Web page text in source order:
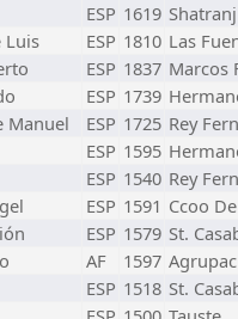
ESP 1619 Shatranj
Luis ESP 1810 Las
ESP 1837 Marcos
ESP 1739
Manuel ESP 1725 Rey
ESP 1595
ESP 1540 Rey
ESP 1591 Ccoo
ESP 1579 St.
AF 1597
ESP 1518 St.